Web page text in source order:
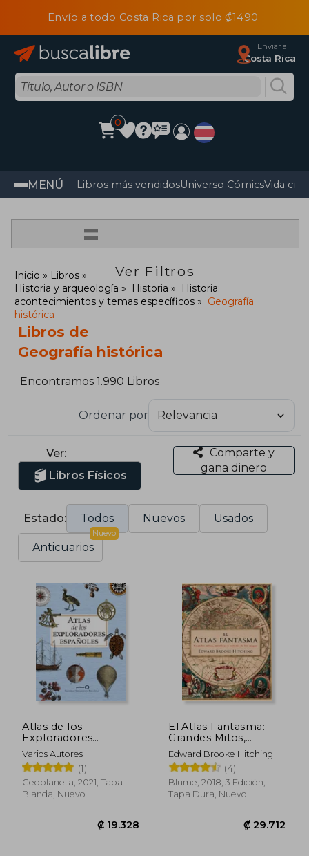
Envío a todo Costa Rica por solo ₡1490
Enviar a
Costa Rica
0
MENÚ Libros más vendidosUniverso CómicsVida
=
Ver Filtros
Inicio
Libros
Historia y arqueología
Historia
Historia:
acontecimientos y temas específicos
Geografía
histórica
Libros de
Geografía histórica
Encontramos 1.990 Libros
Ordenar por
Ver:
Libros Físicos
Comparte y
gana dinero
Estado: Todos Nuevos Usados
Anticuarios
Nuevo
Atlas de los
Exploradores
Españoles (Edición
Reducida)
Varios Autores
(1)
Geoplaneta, 2021, Tapa
Blanda, Nuevo
El Atlas Fantasma:
Grandes Mitos,
Mentiras y Errores de
los Mapas
Edward Brooke Hitching
(4)
Blume, 2018, 3 Edición,
Tapa Dura, Nuevo